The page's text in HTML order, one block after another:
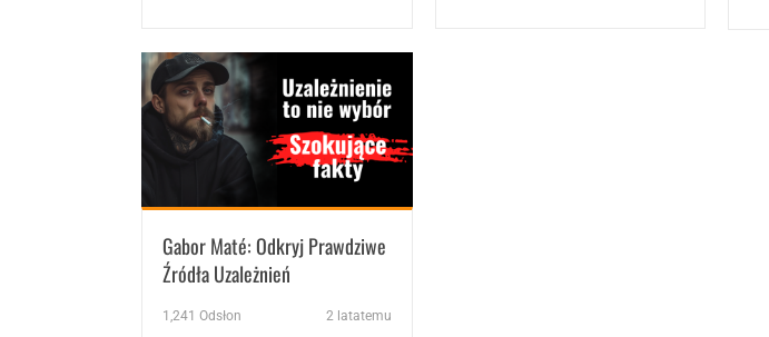
Gabor Maté: Odkryj Prawdziwe
Źródła Uzależnień
1,241 Odsłon 2 latatemu